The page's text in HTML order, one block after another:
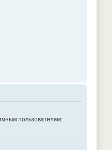
пользователям: